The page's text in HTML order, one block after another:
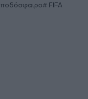
ποδόσφαιρο FIFA